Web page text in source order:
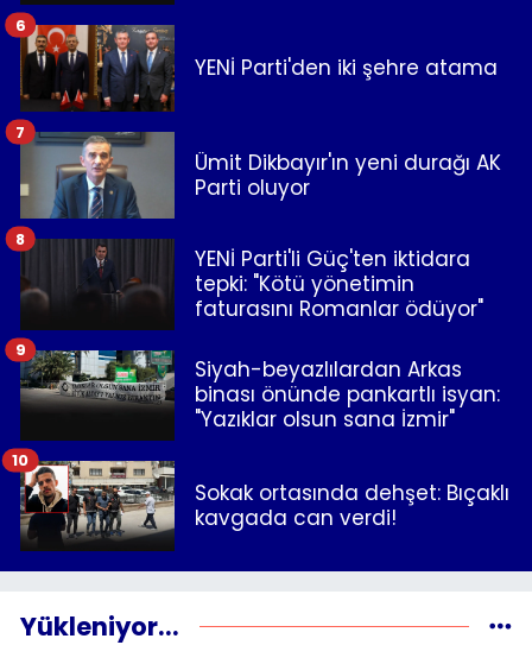
YENİ Parti'den iki şehre atama
6
Ümit Dikbayır'ın yeni durağı AK
Parti oluyor
7
YENİ Parti'li Güç'ten iktidara
tepki: "Kötü yönetimin
faturasını Romanlar ödüyor"
8
Siyah-beyazlılardan Arkas
binası önünde pankartlı isyan:
"Yazıklar olsun sana İzmir"
9
Sokak ortasında dehşet: Bıçaklı
kavgada can verdi!
10
Yükleniyor...